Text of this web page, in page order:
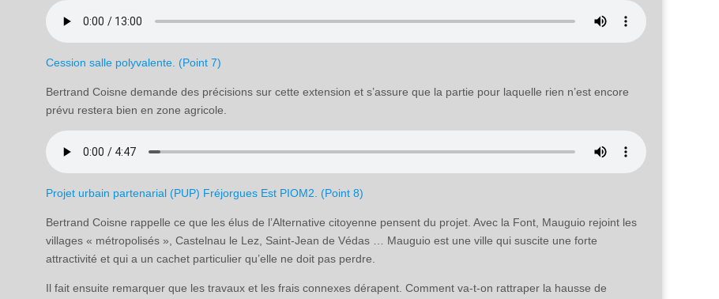
Cession salle polyvalente. (Point 7)
Bertrand Coisne demande des précisions sur cette extension et s’assure que la partie pour laquelle rien n’est encore
prévu restera bien en zone agricole.
Projet urbain partenarial (PUP) Fréjorgues Est PIOM2. (Point 8)
Bertrand Coisne rappelle ce que les élus de l’Alternative citoyenne pensent du projet. Avec la Font, Mauguio rejoint les
villages « métropolisés », Castelnau le Lez, Saint-Jean de Védas … Mauguio est une ville qui suscite une forte
attractivité et qui a un cachet particulier qu’elle ne doit pas perdre.
Il fait ensuite remarquer que les travaux et les frais connexes dérapent. Comment va-t-on rattraper la hausse de